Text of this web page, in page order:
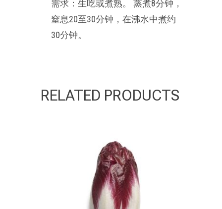
需求：生吃或煮熟。 蒸煮8分钟，
窒息20至30分钟，在沸水中煮约
30分钟。
RELATED PRODUCTS